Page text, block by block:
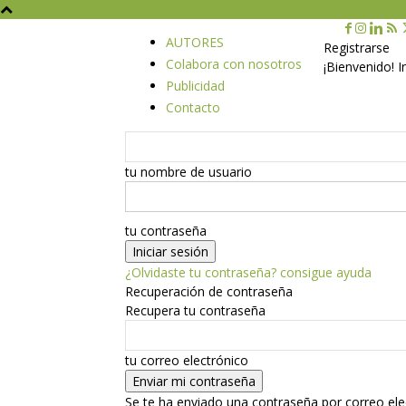
AUTORES
Colabora con nosotros
Publicidad
Contacto
Registrarse
¡Bienvenido!
tu nombre de usuario
tu contraseña
¿Olvidaste tu contraseña? consigue ayuda
Recuperación de contraseña
Recupera tu contraseña
tu correo electrónico
Se te ha enviado una contraseña por correo